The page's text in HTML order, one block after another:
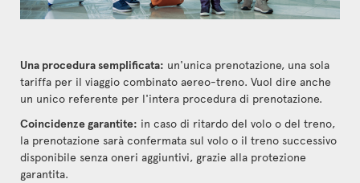
Una procedura semplificata: un'unica prenotazione, una sola
tariffa per il viaggio combinato aereo-treno. Vuol dire anche
un unico referente per l'intera procedura di prenotazione.
Coincidenze garantite: in caso di ritardo del volo o del treno,
la prenotazione sarà confermata sul volo o il treno successivo
disponibile senza oneri aggiuntivi, grazie alla protezione
garantita.